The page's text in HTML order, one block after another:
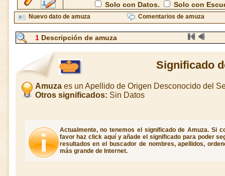
Solo con Datos. Solo con
Nuevo dato de amuza Comentarios de amuza
1 Descripción de amuza
Significado
Amuzaes un Apellido de Origen Desconocido del
Otros significados: Sin Datos
Actualmente, no tenemos el significado de Amuza. Si
favor haz click aquí y añade el significado para poder
resultados en el buscador de nombres, apellidos,
más grande de Internet.